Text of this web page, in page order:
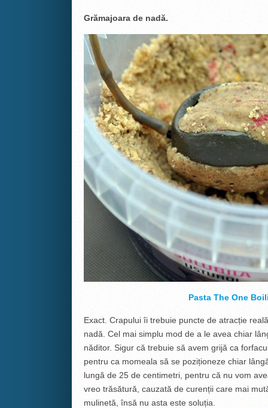
Grămajoara de nadă.
Pasta The One
Exact. Crapului îi trebuie puncte de atracție
nadă. Cel mai simplu mod de a le avea chiar
năditor. Sigur că trebuie să avem grijă ca
pentru ca momeala să se poziționeze chiar
lungă de 25 de centimetri, pentru că nu vom
vreo trăsătură, cauzată de curenții care mai
mulinetă, însă nu asta este soluția.